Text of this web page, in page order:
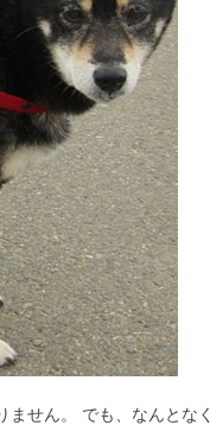
せん。 でも、なんとなく